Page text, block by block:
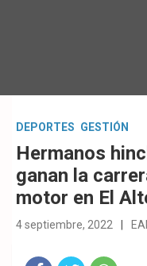
DEPORTES GESTIÓN
Hermanos
ganan la
motor en El
4 septiembre, 2022